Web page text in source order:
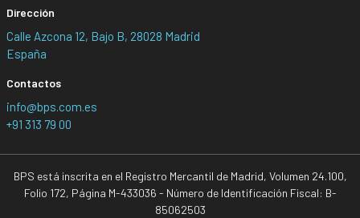
Dirección
Calle Azcona 12, Bajo B, 28028 Madrid
España
Contactos
info@bps.com.es
+91 313 79 00
BPS está inscrita en el Registro Mercantil de Madrid, Volumen 24.100,
Folio 172, Página M-433036 - Número de Identificación Fiscal: B-
85062503